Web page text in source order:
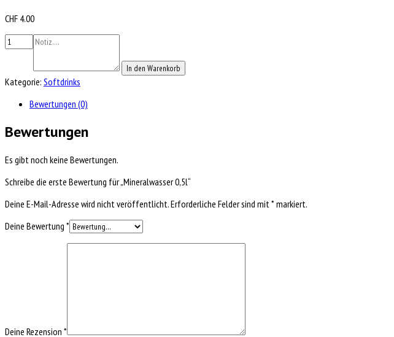
CHF 4.00
In den Warenkorb
Kategorie: Softdrinks
Bewertungen (0)
Bewertungen
Es gibt noch keine Bewertungen.
Schreibe die erste Bewertung für „Mineralwasser 0,5l“
Deine E-Mail-Adresse wird nicht veröffentlicht.Erforderliche Felder sind mit *markiert.
Deine Bewertung *
Deine Rezension *